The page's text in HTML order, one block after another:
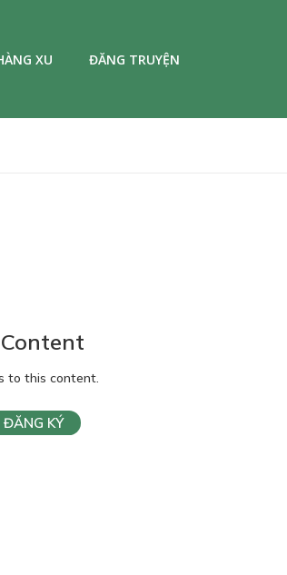
XU ĐĂNG TRUYỆN
to this content.
ĐĂNG KÝ